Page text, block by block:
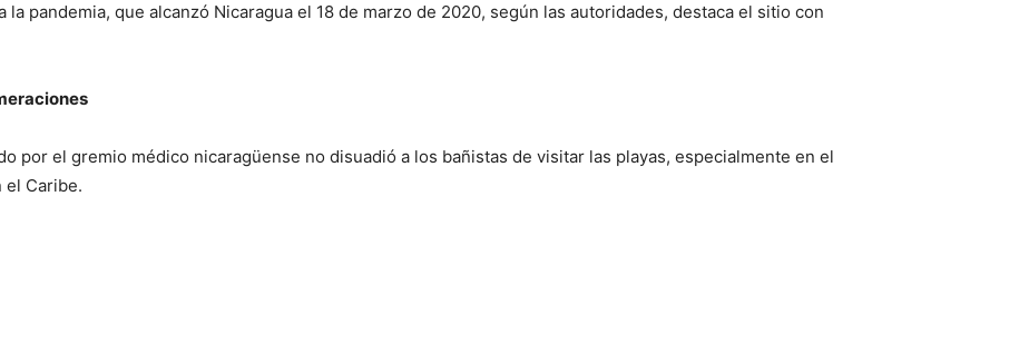
pandemia, que alcanzó Nicaragua el 18 de marzo de 2020, según las autoridades, destaca el sitio con
por el gremio médico nicaragüense no disuadió a los bañistas de visitar las playas, especialmente en el
el Caribe.